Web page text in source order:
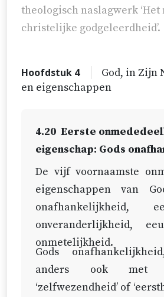
theologisch naslagwerk ‘Het
christelijke godgeleerdheid’.
Hoofdstuk 4
God, in Zijn
en eigenschappen
4.20 Eerste
eigenschap: Gods
De vijf voornaamste
eigenschappen van
onafhankelijkheid,
onveranderlijkheid,
onmetelijkheid.
Gods
anders ook met
‘zelfwezendheid’ of